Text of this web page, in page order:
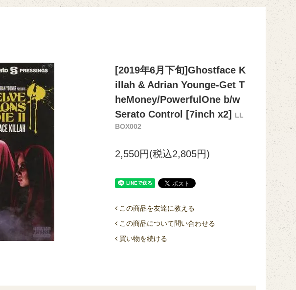
[2019年6月下旬]Ghostface K
illah & Adrian Younge-Get T
heMoney/PowerfulOne b/w
Serato Control [7inch x2]
LL
BOX002
2,550円(税込2,805円)
この商品を友達に教える
この商品について問い合わせる
買い物を続ける